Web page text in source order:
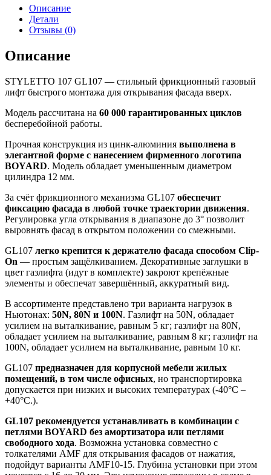
GL107W
Белый)
Описание
Детали
Отзывы (0)
Описание
STYLETTO 107 GL107 — стильный фрикционный газовый
лифт быстрого монтажа для открывания фасада вверх.
Модель рассчитана на 60 000 гарантированных циклов
бесперебойной работы.
Прочная конструкция из цинк-алюминия выполнена в
элегантной форме с нанесением фирменного логотипа
BOYARD. Модель обладает уменьшенным диаметром
цилиндра 12 мм.
За счёт фрикционного механизма GL107 обеспечит
фиксацию фасада в любой точке траектории движения.
Регулировка угла открывания в диапазоне до 3° позволит
выровнять фасад в открытом положении со смежными.
GL107 легко крепится к держателю фасада способом Clip-
On — простым защёлкиванием. Декоративные заглушки в
цвет газлифта (идут в комплекте) закроют крепёжные
элементы и обеспечат завершённый, аккуратный вид.
В ассортименте представлено три варианта нагрузок в
Ньютонах: 50N, 80N и 100N. Газлифт на 50N, обладает
усилием на выталкивание, равным 5 кг; газлифт на 80N,
обладает усилием на выталкивание, равным 8 кг; газлифт на
100N, обладает усилием на выталкивание, равным 10 кг.
GL107 предназначен для корпусной мебели жилых
помещений, в том числе офисных, но транспортировка
допускается при низких и высоких температурах (-40°C –
+40°C.).
GL107 рекомендуется устанавливать в комбинации с
петлями BOYARD без амортизатора или петлями
свободного хода. Возможна установка совместно с
толкателями AMF для открывания фасадов от нажатия,
подойдут варианты AMF10-15. Глубина установки при этом